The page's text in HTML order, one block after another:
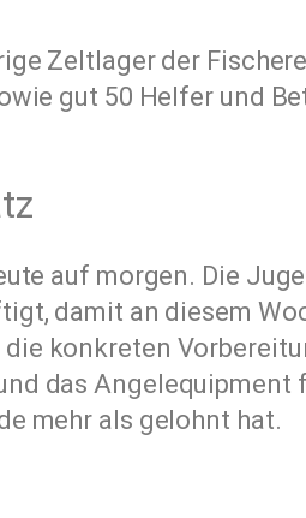
Zeltlager der
gut 50 Helfer und
auf morgen. Die
damit an diesem
konkreten
das Angelequipment
mehr als gelohnt hat.